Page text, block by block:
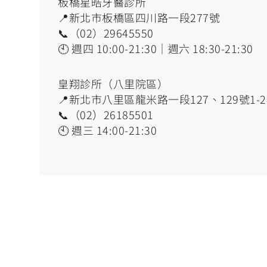
📍新北市板橋區四川路一段277號
📞（02）29645550
🕙 週四 10:00-21:30｜週六 18:30-21:30
皇翔診所（八里院區）
📍新北市八里區龍米路一段127、129號1-
📞（02）26185501
🕙 週三 14:00-21:30